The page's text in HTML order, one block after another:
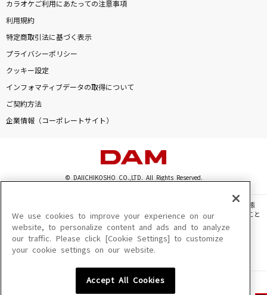
カラオケご利用にあたっての注意事項
利用規約
特定商取引法に基づく表示
プライバシーポリシー
クッキー設定
インフォマティブデータの取得について
ご契約方法
企業情報（コーポレートサイト）
© DAIICHIKOSHO CO.,LTD. All Rights Reserved.
このサイトに掲載されている一切の文章・画像・写真・動画・音声等を、手段や形態
を問わず、著作権法の定める範囲を超えて無断で複製、転載、ファイル化などすること
を禁じます。
楽曲及びコンテンツは、機種によりご利用いただけない場合があります。
楽曲及びコンテンツの配信日、配信内容が変更になる場合があります。
We use cookies to improve your experience on our
website, to personalize content and ads and to analyze
our traffic. Please click [Cookie Settings] to customize
your cookie settings on our website.
Accept All Cookies